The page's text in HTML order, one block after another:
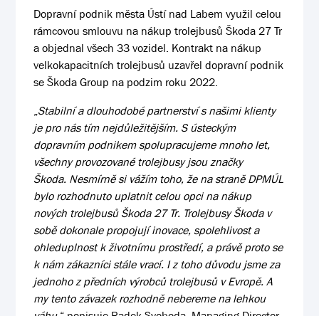
Dopravní podnik města Ústí nad Labem využil celou
rámcovou smlouvu na nákup trolejbusů Škoda 27 Tr
a objednal všech 33 vozidel. Kontrakt na nákup
velkokapacitních trolejbusů uzavřel dopravní podnik
se Škoda Group na podzim roku 2022.
„Stabilní a dlouhodobé partnerství s našimi klienty
je pro nás tím nejdůležitějším. S ústeckým
dopravním podnikem spolupracujeme mnoho let,
všechny provozované trolejbusy jsou značky
Škoda. Nesmírně si vážím toho, že na straně DPMÚL
bylo rozhodnuto uplatnit celou opci na nákup
nových trolejbusů Škoda 27 Tr. Trolejbusy Škoda v
sobě dokonale propojují inovace, spolehlivost a
ohleduplnost k životnímu prostředí, a právě proto se
k nám zákazníci stále vrací. I z toho důvodu jsme za
jednoho z předních výrobců trolejbusů v Evropě. A
my tento závazek rozhodně nebereme na lehkou